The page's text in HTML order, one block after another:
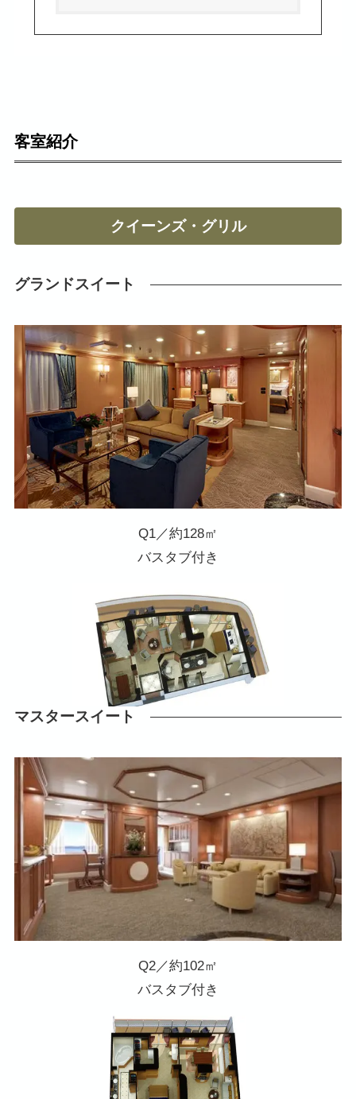
客室紹介
クイーンズ・グリル
グランドスイート
Q1／約128㎡
バスタブ付き
マスタースイート
Q2／約102㎡
バスタブ付き